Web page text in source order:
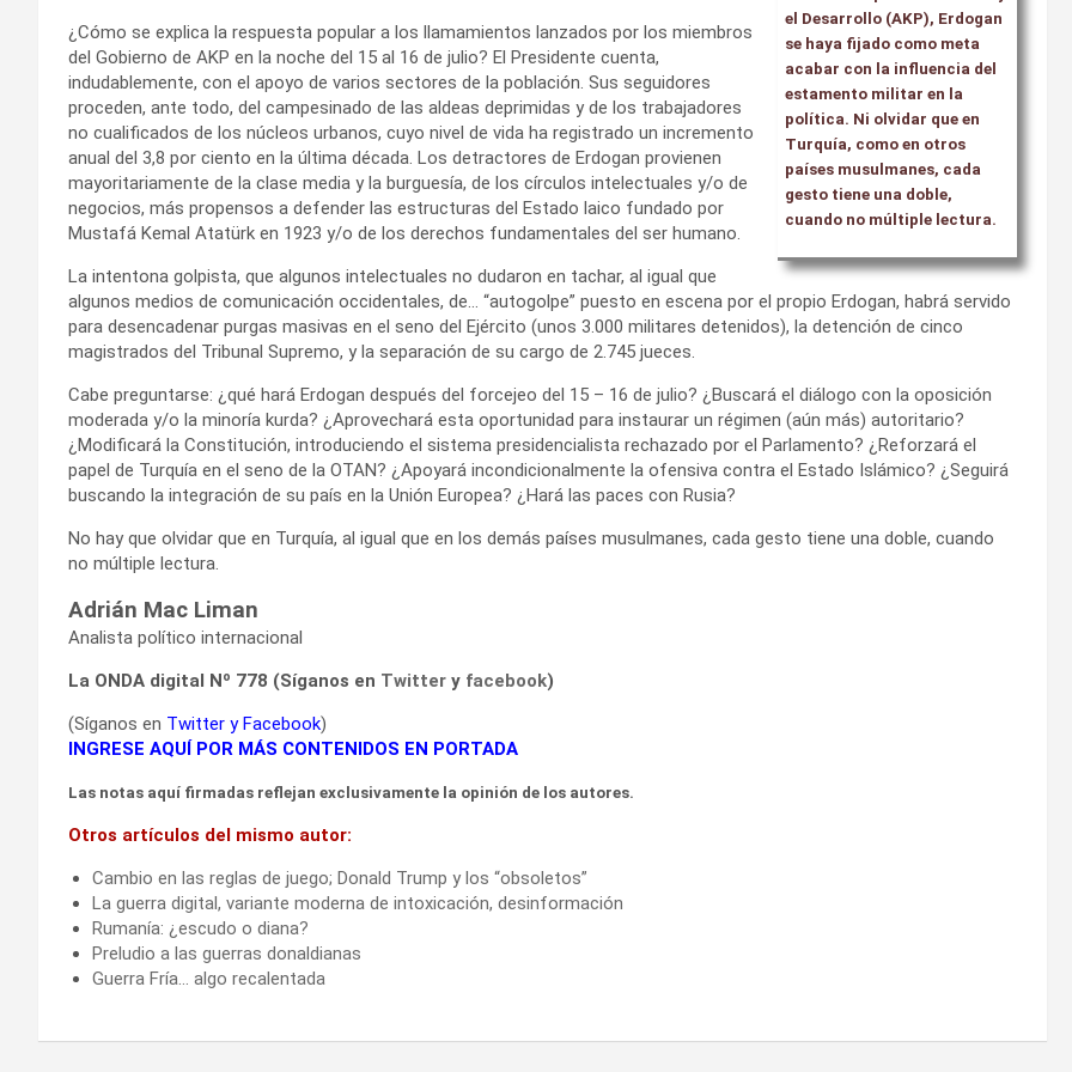
el Desarrollo (AKP), Erdogan
se haya fijado como meta
acabar con la influencia del
estamento militar en la
política. Ni olvidar que en
Turquía, como en otros
países musulmanes, cada
gesto tiene una doble,
cuando no múltiple lectura.
¿Cómo se explica la respuesta popular a los llamamientos lanzados por los miembros
del Gobierno de AKP en la noche del 15 al 16 de julio? El Presidente cuenta,
indudablemente, con el apoyo de varios sectores de la población. Sus seguidores
proceden, ante todo, del campesinado de las aldeas deprimidas y de los trabajadores
no cualificados de los núcleos urbanos, cuyo nivel de vida ha registrado un incremento
anual del 3,8 por ciento en la última década. Los detractores de Erdogan provienen
mayoritariamente de la clase media y la burguesía, de los círculos intelectuales y/o de
negocios, más propensos a defender las estructuras del Estado laico fundado por
Mustafá Kemal Atatürk en 1923 y/o de los derechos fundamentales del ser humano.
La intentona golpista, que algunos intelectuales no dudaron en tachar, al igual que
algunos medios de comunicación occidentales, de… “autogolpe” puesto en escena por el propio Erdogan, habrá servido
para desencadenar purgas masivas en el seno del Ejército (unos 3.000 militares detenidos), la detención de cinco
magistrados del Tribunal Supremo, y la separación de su cargo de 2.745 jueces.
Cabe preguntarse: ¿qué hará Erdogan después del forcejeo del 15 – 16 de julio? ¿Buscará el diálogo con la oposición
moderada y/o la minoría kurda? ¿Aprovechará esta oportunidad para instaurar un régimen (aún más) autoritario?
¿Modificará la Constitución, introduciendo el sistema presidencialista rechazado por el Parlamento? ¿Reforzará el
papel de Turquía en el seno de la OTAN? ¿Apoyará incondicionalmente la ofensiva contra el Estado Islámico? ¿Seguirá
buscando la integración de su país en la Unión Europea? ¿Hará las paces con Rusia?
No hay que olvidar que en Turquía, al igual que en los demás países musulmanes, cada gesto tiene una doble, cuando
no múltiple lectura.
Adrián Mac Liman
Analista político internacional
La ONDA digital Nº 778 (Síganos en Twitter y facebook)
(Síganos en Twitter yFacebook)
INGRESE AQUÍ POR MÁS CONTENIDOS EN PORTADA
Las notas aquí firmadas reflejan exclusivamente la opinión de los autores.
Otros artículos del mismo autor:
Cambio en las reglas de juego; Donald Trump y los “obsoletos”
La guerra digital, variante moderna de intoxicación, desinformación
Rumanía: ¿escudo o diana?
Preludio a las guerras donaldianas
Guerra Fría… algo recalentada